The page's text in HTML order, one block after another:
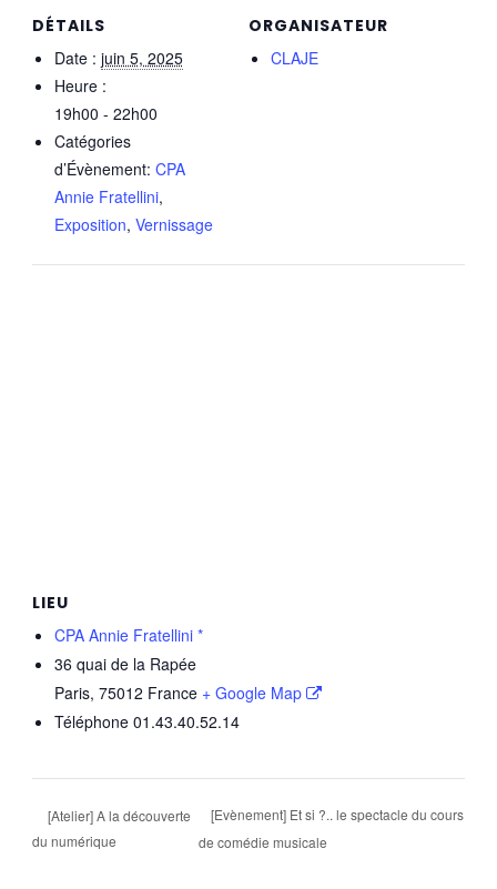
DÉTAILS
Date : juin 5, 2025
Heure :
19h00 - 22h00
Catégories
d’Évènement: CPA
Annie Fratellini,
Exposition, Vernissage
ORGANISATEUR
CLAJE
LIEU
CPA Annie Fratellini *
36 quai de la Rapée
Paris, 75012 France + Google Map
Téléphone 01.43.40.52.14
[Atelier] A la découverte
du numérique
[Evènement] Et si ?.. le spectacle du cours
de comédie musicale